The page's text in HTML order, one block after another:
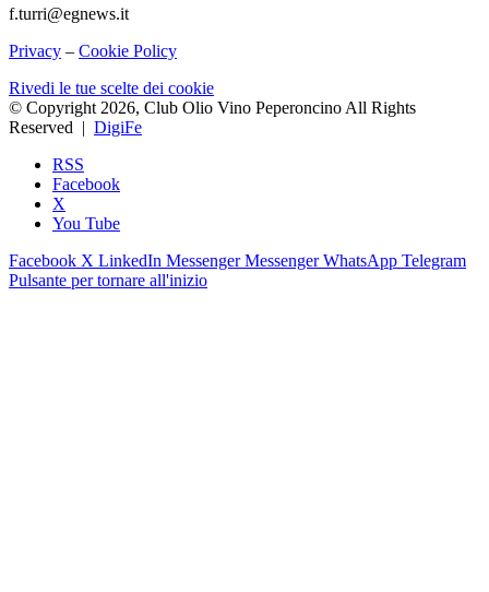
f.turri@egnews.it
Privacy – Cookie Policy
Rivedi le tue scelte dei cookie
© Copyright 2026, Club Olio Vino Peperoncino All Rights
Reserved | DigiFe
RSS
Facebook
X
You Tube
Facebook X LinkedIn Messenger Messenger WhatsApp Telegram
Pulsante per tornare all'inizio